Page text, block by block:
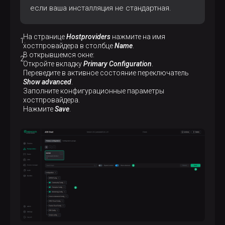
если ваша инсталляция не стандартная.
На страницеHostproviders нажмите на имя
хостпровайдера в столбцеName
В открывшемся окне:
Откройте вкладкуPrimary Configuration
Переведите в активное состояние переключатель
Show advanced
Заполните конфигурационные параметры
хостпровайдера.
НажмитеSave